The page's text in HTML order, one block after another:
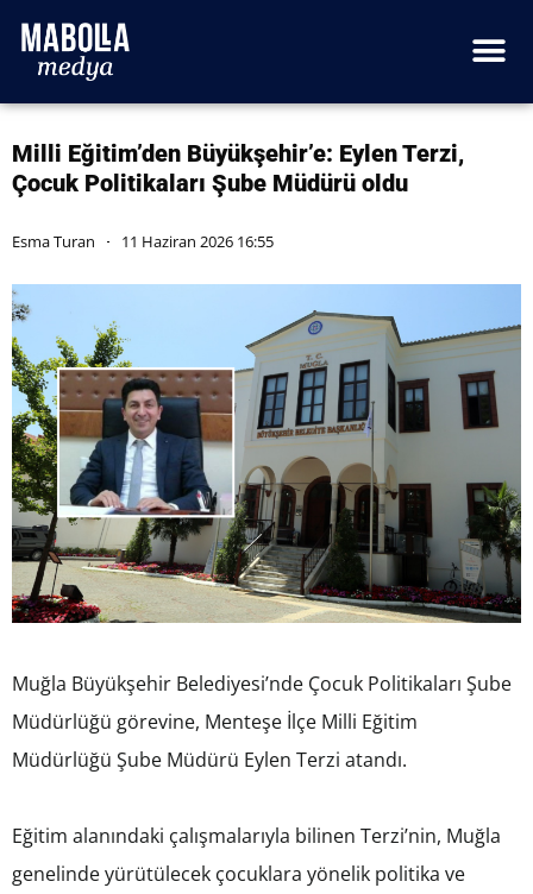
Milli Eğitim’den Büyükşehir’e: Eylen Terzi,
Çocuk Politikaları Şube Müdürü oldu
Esma Turan 11 Haziran 2026 16:55
Muğla Büyükşehir Belediyesi’nde Çocuk Politikaları Şube
Müdürlüğü görevine, Menteşe İlçe Milli Eğitim
Müdürlüğü Şube Müdürü Eylen Terzi atandı.
Eğitim alanındaki çalışmalarıyla bilinen Terzi’nin, Muğla
genelinde yürütülecek çocuklara yönelik politika ve